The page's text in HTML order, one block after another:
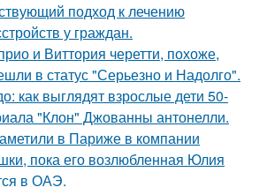
подход к лечению
у граждан.
и Виттория черетти, похоже,
в статус "Серьезно и Надолго".
как выглядят взрослые дети 50-
"Клон" Джованны антонелли.
в Париже в компании
пока его возлюбленная Юлия
в ОАЭ.